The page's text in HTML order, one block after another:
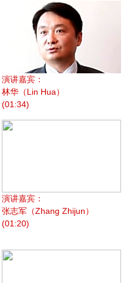
演讲嘉宾：
林华（Lin Hua）
(01:34)
演讲嘉宾：
张志军（Zhang Zhijun）
(01:20)